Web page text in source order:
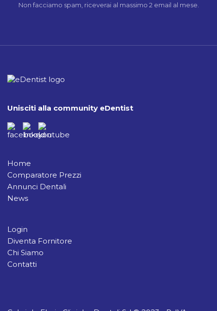
Non facciamo spam, riceverai al massimo 2 email al mese.
Unisciti alla community eDentist
Home
Comparatore Prezzi
Annunci Dentali
News
Login
Diventa Fornitore
Chi Siamo
Contatti